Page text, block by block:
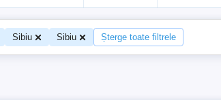
Sibiu Sibiu Șterge toate filtrele